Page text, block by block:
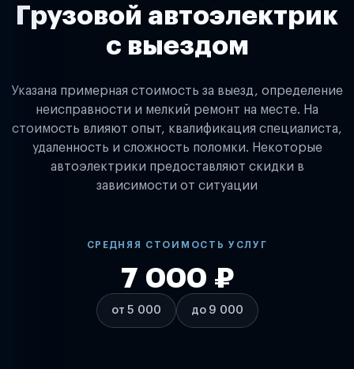
Грузовой автоэлектрик
с выездом
Указана примерная стоимость за выезд, определение
неисправности и мелкий ремонт на месте. На
стоимость влияют опыт, квалификация специалиста,
удаленность и сложность поломки. Некоторые
автоэлектрики предоставляют скидки в
зависимости от ситуации
СРЕДНЯЯ СТОИМОСТЬ УСЛУГ
от 5 000
7 000 ₽
до 9 000